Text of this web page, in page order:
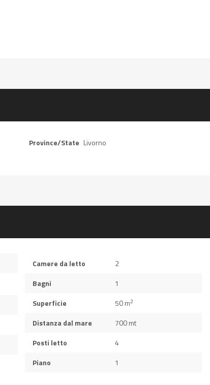
Province/State Livorno
Camere da letto
2
Bagni
1
Superficie
50 m2
Distanza dal mare
700 mt
Posti letto
4
Piano
1